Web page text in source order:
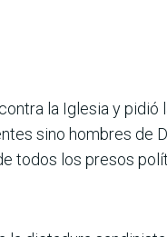
la Iglesia y pidió
sino hombres de
todos los presos